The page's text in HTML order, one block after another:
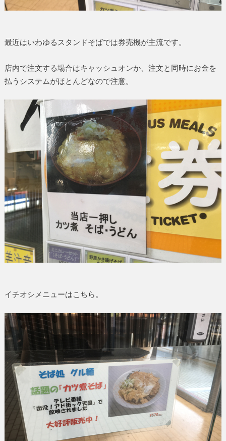
最近はいわゆるスタンドそばでは券売機が主流です。
店内で注文する場合はキャッシュオンか、注文と同時にお金を
払うシステムがほとんどなので注意。
イチオシメニューはこちら。